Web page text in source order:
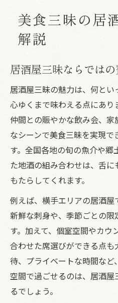
居酒屋で楽しむ海
法
居酒屋三昧で知る
ト
海鮮三昧を満喫で
地酒三昧を叶える
居酒屋選びで満足度を
居酒屋三昧を実現
満足度アップのた
居酒屋三昧体験を
方
口コミやレビュー
個室や雰囲気にこ
方
新鮮な刺身を楽しみた
美食三昧の居
解説
居酒屋三昧ならでは
居酒屋三昧の魅力は、何とい
心ゆくまで味わえる点にあり
仲間との賑やかな飲み会、
なシーンで美食三昧を実現
す。全国各地の旬の魚介や
た地酒の組み合わせは、舌
もたらしてくれます。
例えば、横手エリアの居酒
新鮮な刺身や、季節ごとの
す。加えて、個室空間やカウ
合わせた席選びができる点
待、プライベートな時間な
空間で過ごせるのは、居酒
るでしょう。